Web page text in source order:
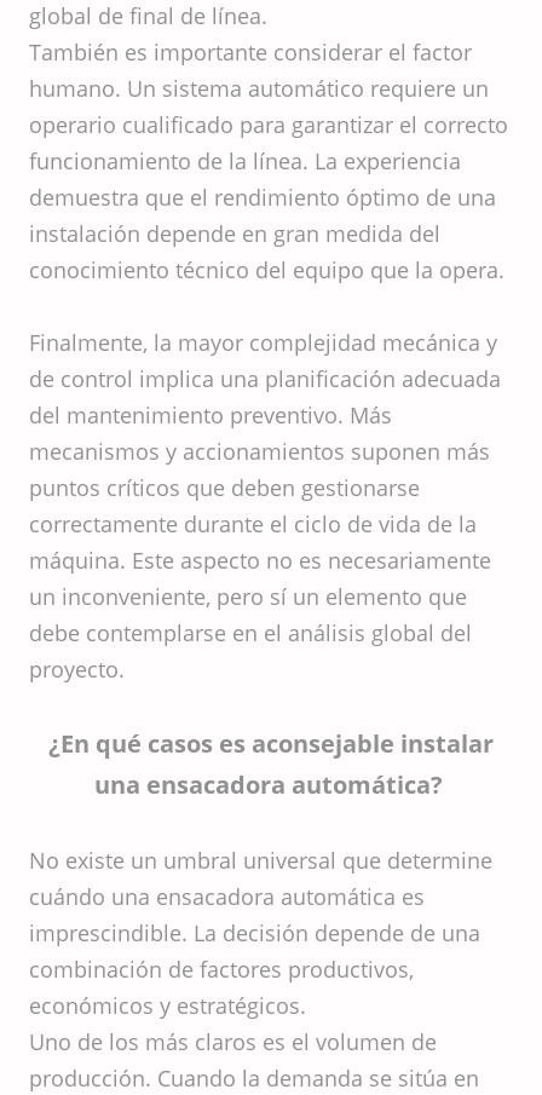
global de final de línea.
También es importante considerar el factor
humano. Un sistema automático requiere un
operario cualificado para garantizar el correcto
funcionamiento de la línea. La experiencia
demuestra que el rendimiento óptimo de una
instalación depende en gran medida del
conocimiento técnico del equipo que la opera.
Finalmente, la mayor complejidad mecánica y
de control implica una planificación adecuada
del mantenimiento preventivo. Más
mecanismos y accionamientos suponen más
puntos críticos que deben gestionarse
correctamente durante el ciclo de vida de la
máquina. Este aspecto no es necesariamente
un inconveniente, pero sí un elemento que
debe contemplarse en el análisis global del
proyecto.
¿En qué casos es aconsejable instalar
una ensacadora automática?
No existe un umbral universal que determine
cuándo una ensacadora automática es
imprescindible. La decisión depende de una
combinación de factores productivos,
económicos y estratégicos.
Uno de los más claros es el volumen de
producción. Cuando la demanda se sitúa en